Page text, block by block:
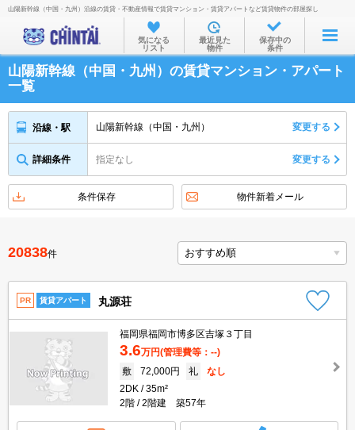
お部屋を探す
沿線・駅から
住所から
家賃相場から
不動産会社から
山陽新幹線（中国・九州）沿線の賃貸・不動産情報で賃貸マンション・賃貸アパートなど賃貸物件の部屋探し
気になる
リスト
最近見た
物件
保存中の
条件
山陽新幹線（中国・九州）の賃貸マンション・アパート
一覧
沿線・駅 山陽新幹線（中国・九州） 変更する
詳細条件 指定なし 変更する
条件保存 物件新着メール
20838件
PR 賃貸アパート 丸源荘
福岡県福岡市博多区吉塚３丁目
3.6万円(管理費等：--)
敷
72,000円 礼
なし
2DK
35m²
2階
2階建 築57年